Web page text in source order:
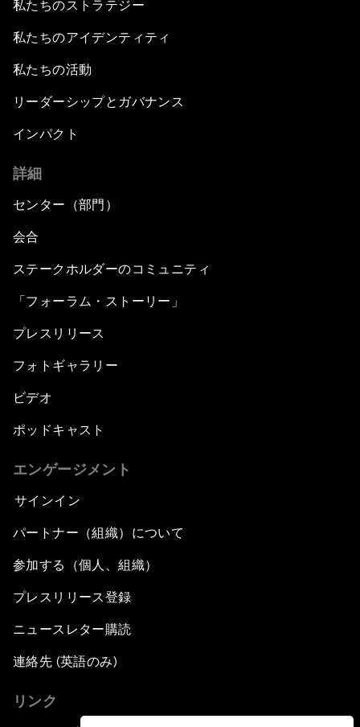
私たちのストラテジー
私たちのアイデンティティ
私たちの活動
リーダーシップとガバナンス
インパクト
詳細
センター（部門）
会合
ステークホルダーのコミュニティ
「フォーラム・ストーリー」
プレスリリース
フォトギャラリー
ビデオ
ポッドキャスト
エンゲージメント
サインイン
パートナー（組織）について
参加する（個人、組織）
プレスリリース登録
ニュースレター購読
連絡先 (英語のみ)
リンク